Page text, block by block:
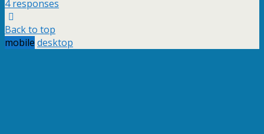
4 responses
Back to top
mobile desktop